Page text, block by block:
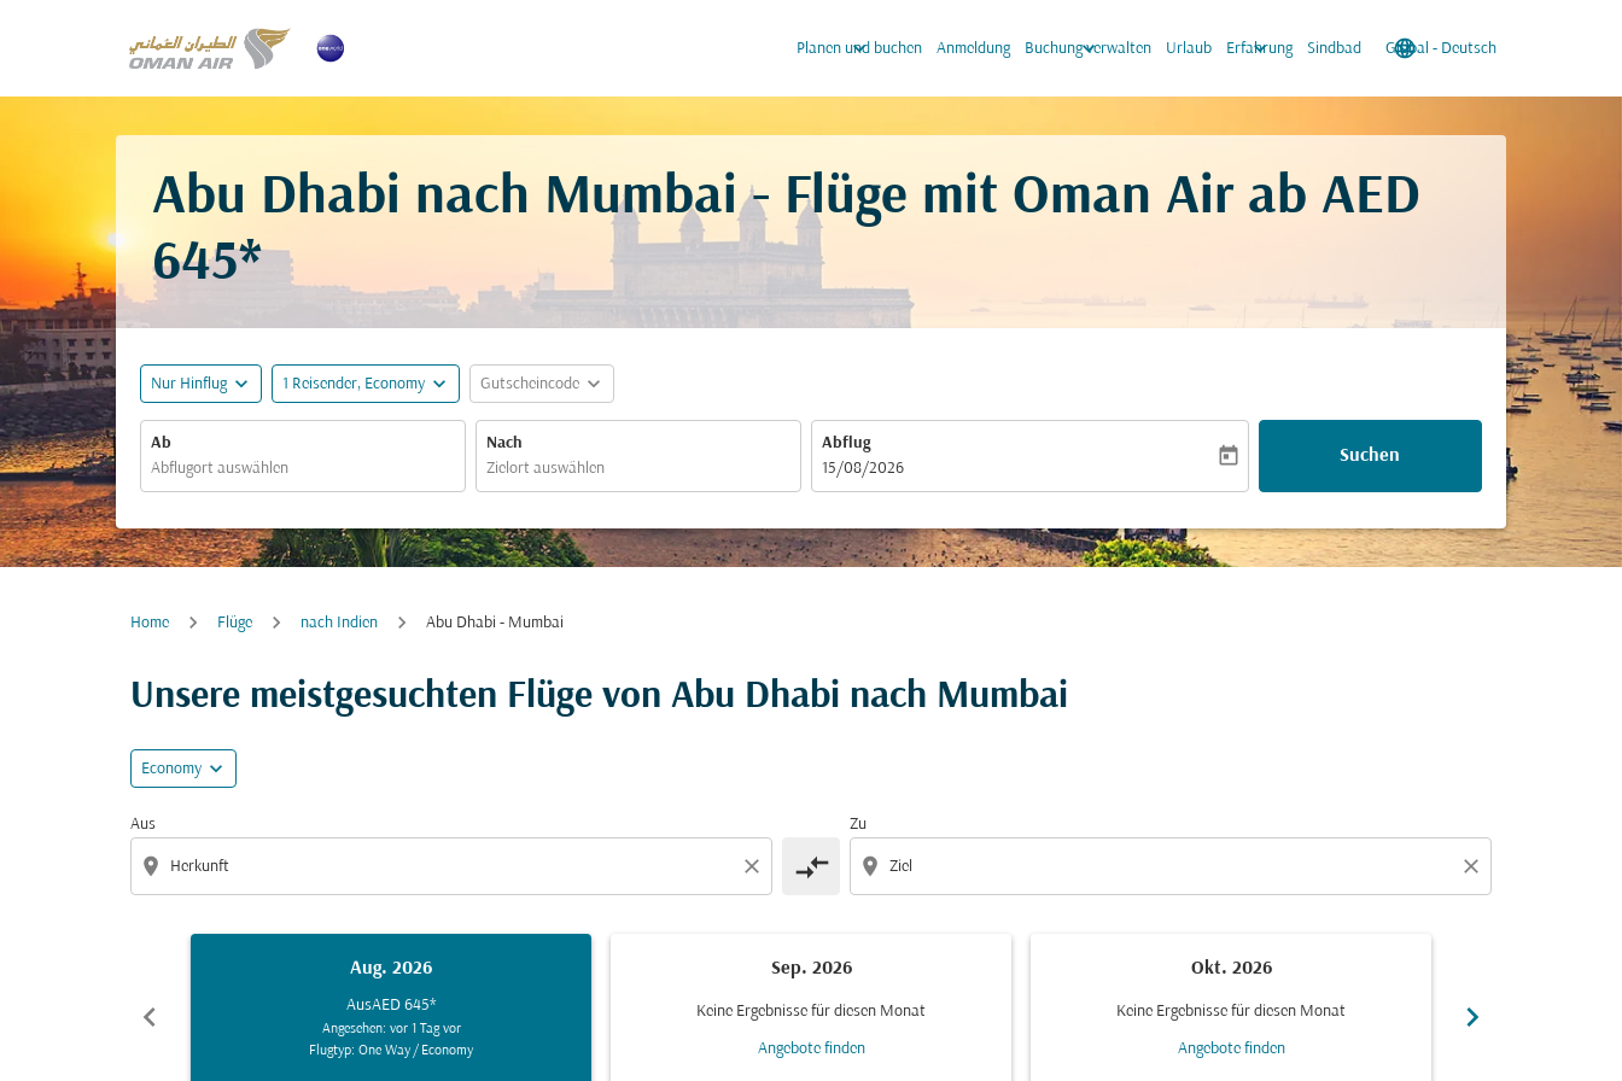
Planen und buchen
keyboard_arrow_down Anmeldung Buchung verwalten
keyboard_arrow_down Urlaub Erfahrung
keyboard_arrow_down Sindbad language
Global - Deutsch
keyboard_arrow_down
Abu Dhabi nach Mumbai - Flüge mit Oman Air ab AED
645*
Nur Hinflug expand_more 1 Reisender, Economy expand_more Gutscheincode expand_more
Ab Nach
Abflug
fc-booking-departure-date-aria-label
15/08/2026
today Suchen
Home Flüge nach Indien Abu Dhabi - Mumbai
Unsere meistgesuchten Flüge von Abu Dhabi nach Mumbai
Economy expand_more
Aus
location_on close compare_arrows
Zu
location_on close
chevron_left
Aug. 2026
AusAED 645*
Angesehen: vor 1 Tag vor
Flugtyp: One Way / Economy
Sep. 2026
Keine Ergebnisse für diesen Monat
Angebote finden
Okt. 2026
Keine Ergebnisse für diesen Monat
Angebote finden
chevron_right